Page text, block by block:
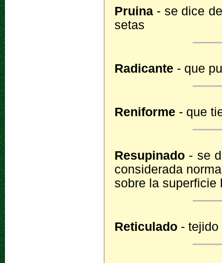
Pruina - se dice
setas
Radicante - que
Reniforme - que
Resupinado - se
considerada
sobre la superficie
Reticulado - tejido